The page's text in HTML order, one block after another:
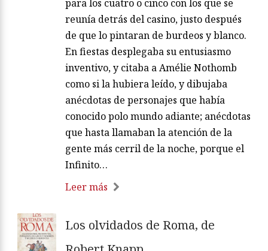
para los cuatro o cinco con los que se
reunía detrás del casino, justo después
de que lo pintaran de burdeos y blanco.
En fiestas desplegaba su entusiasmo
inventivo, y citaba a Amélie Nothomb
como si la hubiera leído, y dibujaba
anécdotas de personajes que había
conocido polo mundo adiante; anécdotas
que hasta llamaban la atención de la
gente más cerril de la noche, porque el
Infinito…
Leer más
Los olvidados de Roma, de